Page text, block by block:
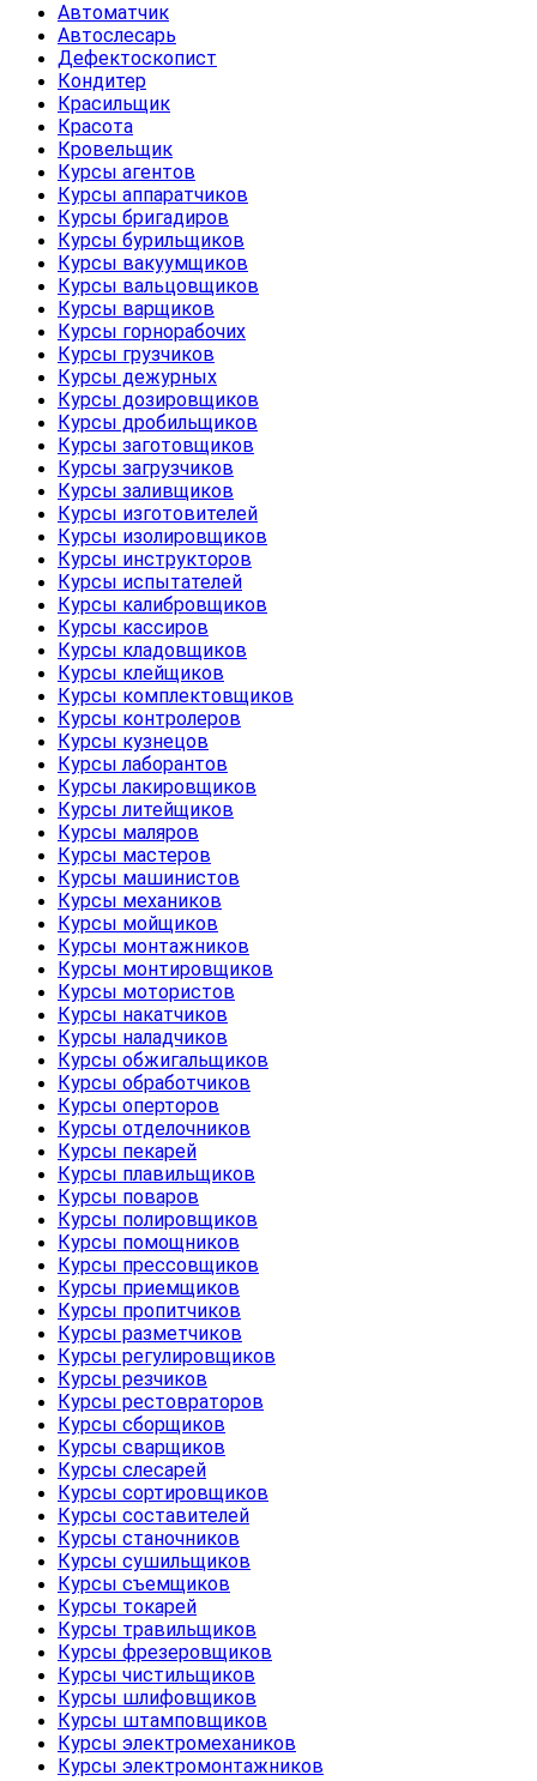
Автоматчик
Автослесарь
Дефектоскопист
Кондитер
Красильщик
Красота
Кровельщик
Курсы агентов
Курсы аппаратчиков
Курсы бригадиров
Курсы бурильщиков
Курсы вакуумщиков
Курсы вальцовщиков
Курсы варщиков
Курсы горнорабочих
Курсы грузчиков
Курсы дежурных
Курсы дозировщиков
Курсы дробильщиков
Курсы заготовщиков
Курсы загрузчиков
Курсы заливщиков
Курсы изготовителей
Курсы изолировщиков
Курсы инструкторов
Курсы испытателей
Курсы калибровщиков
Курсы кассиров
Курсы кладовщиков
Курсы клейщиков
Курсы комплектовщиков
Курсы контролеров
Курсы кузнецов
Курсы лаборантов
Курсы лакировщиков
Курсы литейщиков
Курсы маляров
Курсы мастеров
Курсы машинистов
Курсы механиков
Курсы мойщиков
Курсы монтажников
Курсы монтировщиков
Курсы мотористов
Курсы накатчиков
Курсы наладчиков
Курсы обжигальщиков
Курсы обработчиков
Курсы оперторов
Курсы отделочников
Курсы пекарей
Курсы плавильщиков
Курсы поваров
Курсы полировщиков
Курсы помощников
Курсы прессовщиков
Курсы приемщиков
Курсы пропитчиков
Курсы разметчиков
Курсы регулировщиков
Курсы резчиков
Курсы рестовраторов
Курсы сборщиков
Курсы сварщиков
Курсы слесарей
Курсы сортировщиков
Курсы составителей
Курсы станочников
Курсы сушильщиков
Курсы съемщиков
Курсы токарей
Курсы травильщиков
Курсы фрезеровщиков
Курсы чистильщиков
Курсы шлифовщиков
Курсы штамповщиков
Курсы электромехаников
Курсы электромонтажников